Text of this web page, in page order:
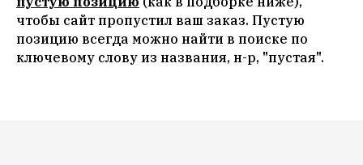
чтобы сайт пропустил ваш заказ. Пустую
позицию всегда можно найти в поиске по
ключевому слову из названия, н-р, "пустая".